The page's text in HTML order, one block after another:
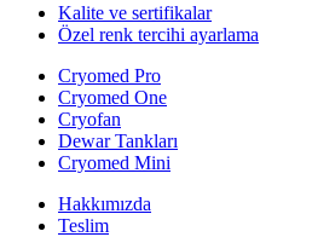
Kalite ve sertifikalar
Özel renk tercihi ayarlama
Cryomed Pro
Cryomed One
Cryofan
Dewar Tankları
Cryomed Mini
Hakkımızda
Teslim